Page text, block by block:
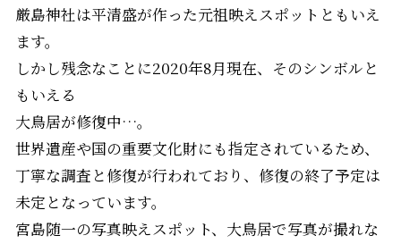
厳島神社は平清盛が作った元祖映えスポットともいえ
ます。
しかし残念なことに2020年8月現在、そのシンボルと
もいえる
大鳥居が修復中…。
世界遺産や国の重要文化財にも指定されているため、
丁寧な調査と修復が行われており、修復の終了予定は
未定となっています。
宮島随一の写真映えスポット、大鳥居で写真が撮れな